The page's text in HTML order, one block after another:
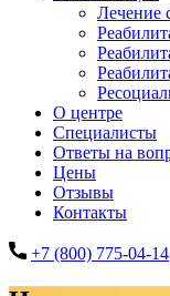
Лечение
О центре
Специалисты
Ответы на
Цены
Отзывы
Контакты
+7 (800) 775-04-14